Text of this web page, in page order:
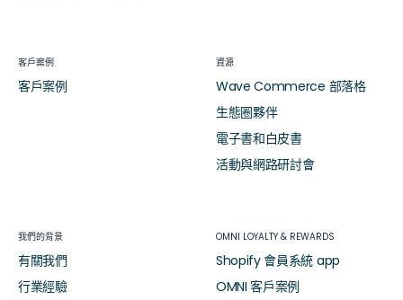
客戶案例
客戶案例
資源
Wave Commerce 部落格
生態圈夥伴
電子書和白皮書
活動與網路研討會
我們的背景
有關我們
行業經驗
OMNI LOYALTY & REWARDS
Shopify 會員系統 app
OMNI 客戶案例